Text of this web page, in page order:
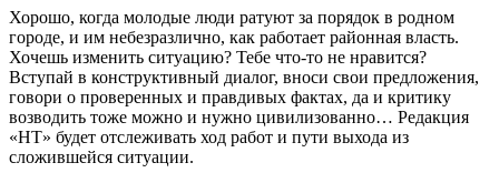
Хорошо, когда молодые люди ратуют за порядок в родном
городе, и им небезразлично, как работает районная власть.
Хочешь изменить ситуацию? Тебе что-то не нравится?
Вступай в конструктивный диалог, вноси свои предложения,
говори о проверенных и правдивых фактах, да и критику
возводить тоже можно и нужно цивилизованно… Редакция
«НТ» будет отслеживать ход работ и пути выхода из
сложившейся ситуации.